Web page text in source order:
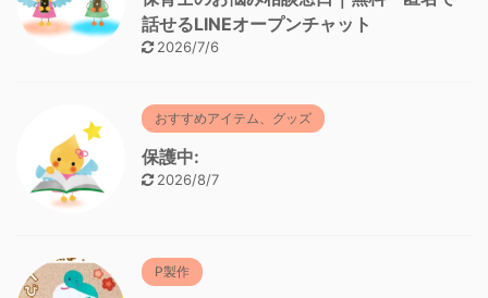
話せるLINEオープンチャット
2026/7/6
おすすめアイテム、グッズ
保護中:
2026/8/7
P製作